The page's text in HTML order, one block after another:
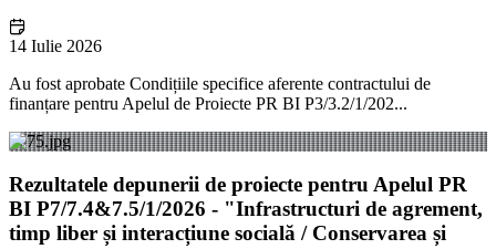
14 Iulie 2026
Au fost aprobate Condițiile specifice aferente contractului de
finanțare pentru Apelul de Proiecte PR BI P3/3.2/1/202...
Rezultatele depunerii de proiecte pentru Apelul PR
BI P7/7.4&7.5/1/2026 - "Infrastructuri de agrement,
timp liber și interacțiune socială / Conservarea și